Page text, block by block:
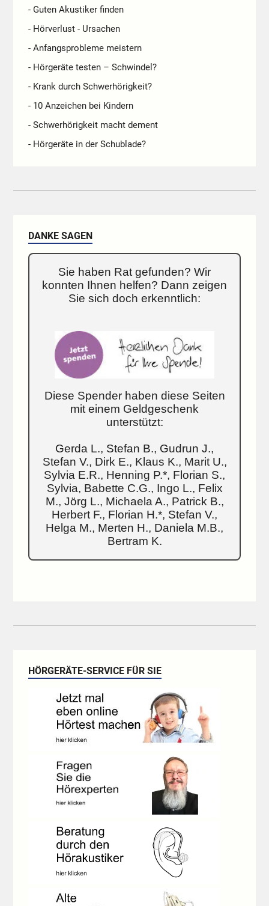
- Guten Akustiker finden
- Hörverlust - Ursachen
- Anfangsprobleme meistern
- Hörgeräte testen – Schwindel?
- Krank durch Schwerhörigkeit?
- 10 Anzeichen bei Kindern
- Schwerhörigkeit macht dement
- Hörgeräte in der Schublade?
DANKE SAGEN
Sie haben Rat gefunden? Wir
konnten Ihnen helfen? Dann zeigen
Sie sich doch erkenntlich:
Diese Spender haben diese Seiten
mit einem Geldgeschenk
unterstützt:
Gerda L., Stefan B., Gudrun J.,
Stefan V., Dirk E., Klaus K., Marit U.,
Sylvia E.R., Henning P.*, Florian S.,
Sylvia, Babette C.G., Ingo L., Felix
M., Jörg L., Michaela A., Patrick B.,
Herbert F., Florian H.*, Stefan V.,
Helga M., Merten H., Daniela M.B.,
Bertram K.
HÖRGERÄTE-SERVICE FÜR SIE